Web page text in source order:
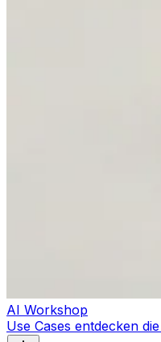
AI Workshop
Use Cases entdecken